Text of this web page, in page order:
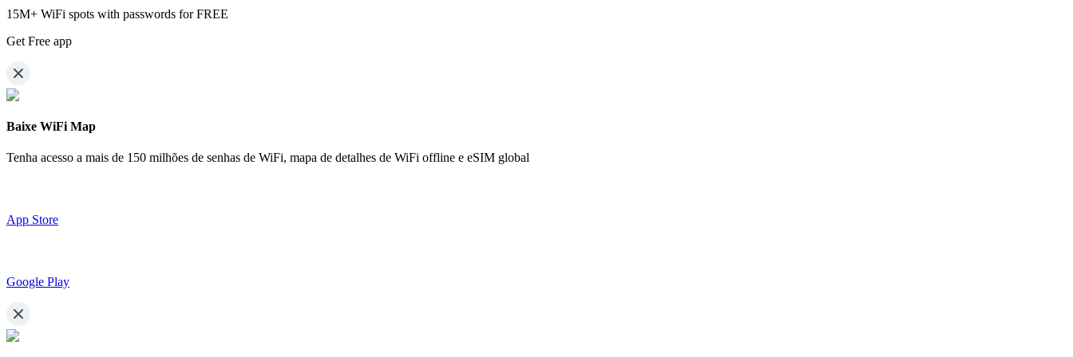
15M+ WiFi spots with passwords for FREE
Get Free app
Baixe WiFi Map
Tenha acesso a mais de 150 milhões de senhas de WiFi, mapa de detalhes de WiFi offline e eSIM global
App Store
Google Play